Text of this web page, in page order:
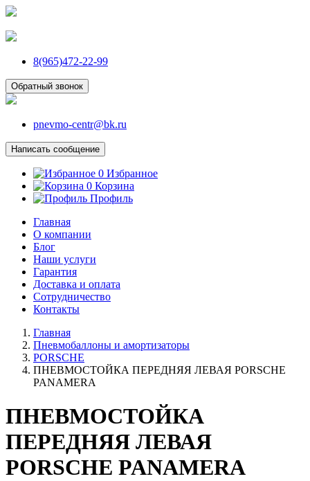
8(965)472-22-99
Обратный звонок
pnevmo-centr@bk.ru
Написать сообщение
0 Избранное
0 Корзина
Профиль
Главная
О компании
Блог
Наши услуги
Гарантия
Доставка и оплата
Сотрудничество
Контакты
Главная
Пневмобаллоны и амортизаторы
PORSCHE
ПНЕВМОСТОЙКА ПЕРЕДНЯЯ ЛЕВАЯ PORSCHE
PANAMERA
ПНЕВМОСТОЙКА
ПЕРЕДНЯЯ ЛЕВАЯ
PORSCHE PANAMERA